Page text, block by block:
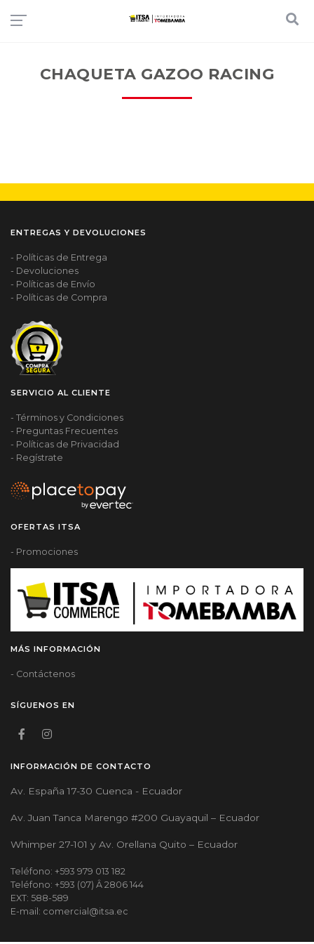
CHAQUETA GAZOO RACING
ENTREGAS Y DEVOLUCIONES
- Políticas de Entrega
- Devoluciones
- Políticas de Envío
- Políticas de Compra
SERVICIO AL CLIENTE
- Términos y Condiciones
- Preguntas Frecuentes
- Políticas de Privacidad
- Regístrate
OFERTAS ITSA
- Promociones
MÁS INFORMACIÓN
- Contáctenos
SÍGUENOS EN
INFORMACIÓN DE CONTACTO
Av. España 17-30 Cuenca - Ecuador
Av. Juan Tanca Marengo #200 Guayaquil – Ecuador
Whimper 27-101 y Av. Orellana Quito – Ecuador
Teléfono: +593 979 013 182
Teléfono: +593 (07) Â 2806 144
EXT: 588-589
E-mail: comercial@itsa.ec